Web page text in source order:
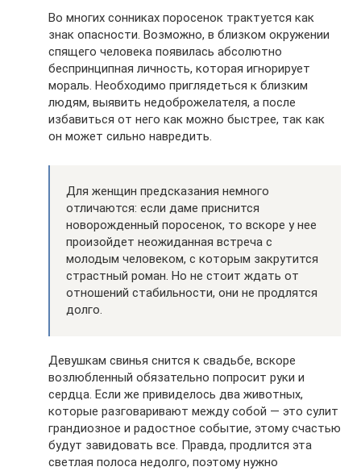
Во многих сонниках поросенок трактуется как
знак опасности. Возможно, в близком окружении
спящего человека появилась абсолютно
беспринципная личность, которая игнорирует
мораль. Необходимо приглядеться к близким
людям, выявить недоброжелателя, а после
избавиться от него как можно быстрее, так как
он может сильно навредить.
Для женщин предсказания немного
отличаются: если даме приснится
новорожденный поросенок, то вскоре у нее
произойдет неожиданная встреча с
молодым человеком, с которым закрутится
страстный роман. Но не стоит ждать от
отношений стабильности, они не продлятся
долго.
Девушкам свинья снится к свадьбе, вскоре
возлюбленный обязательно попросит руки и
сердца. Если же привиделось два животных,
которые разговаривают между собой — это сулит
грандиозное и радостное событие, этому счастью
будут завидовать все. Правда, продлится эта
светлая полоса недолго, поэтому нужно